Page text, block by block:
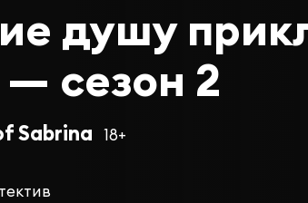
душу
сезон 2
Sabrina 18+